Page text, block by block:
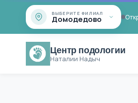
ВЫБЕРИТЕ ФИЛИАЛ
Домодедово
Центр подологии
Наталии Надыч